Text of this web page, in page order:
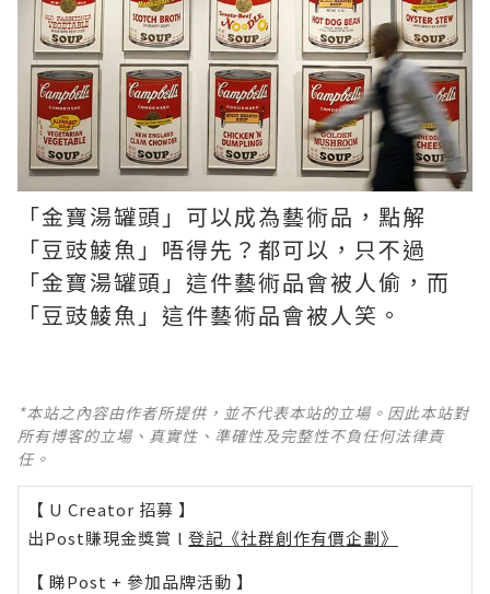
「金寶湯罐頭」可以成為藝術品，點解
「豆豉鯪魚」唔得先？都可以，只不過
「金寶湯罐頭」這件藝術品會被人偷，而
「豆豉鯪魚」這件藝術品會被人笑。
*本站之內容由作者所提供，並不代表本站的立場。因此本站對
所有博客的立場、真實性、準確性及完整性不負任何法律責
任。
【 U Creator 招募 】
出Post賺現金獎賞 l 登記《社群創作有價企劃》
【 睇Post + 參加品牌活動 】